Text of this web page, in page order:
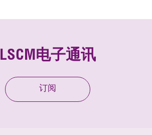
LSCM电子通讯
订阅